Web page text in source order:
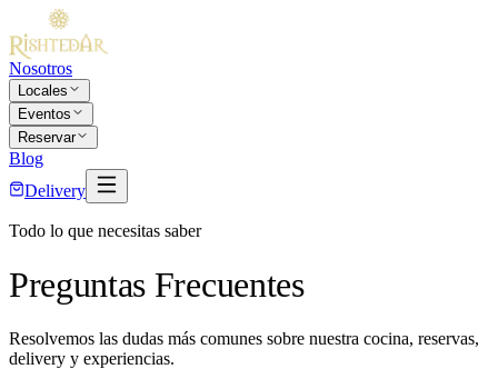
Nosotros
Locales
Eventos
Reservar
Blog
Delivery
Todo lo que necesitas saber
Preguntas Frecuentes
Resolvemos las dudas más comunes sobre nuestra cocina, reservas,
delivery y experiencias.